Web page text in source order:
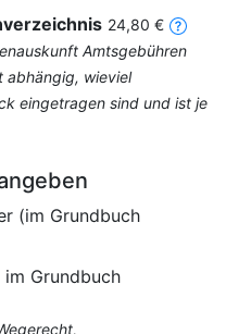
24,80 €
Amtsgebühren
abhängig, wieviel
eingetragen sind und ist je
(im Grundbuch
im Grundbuch